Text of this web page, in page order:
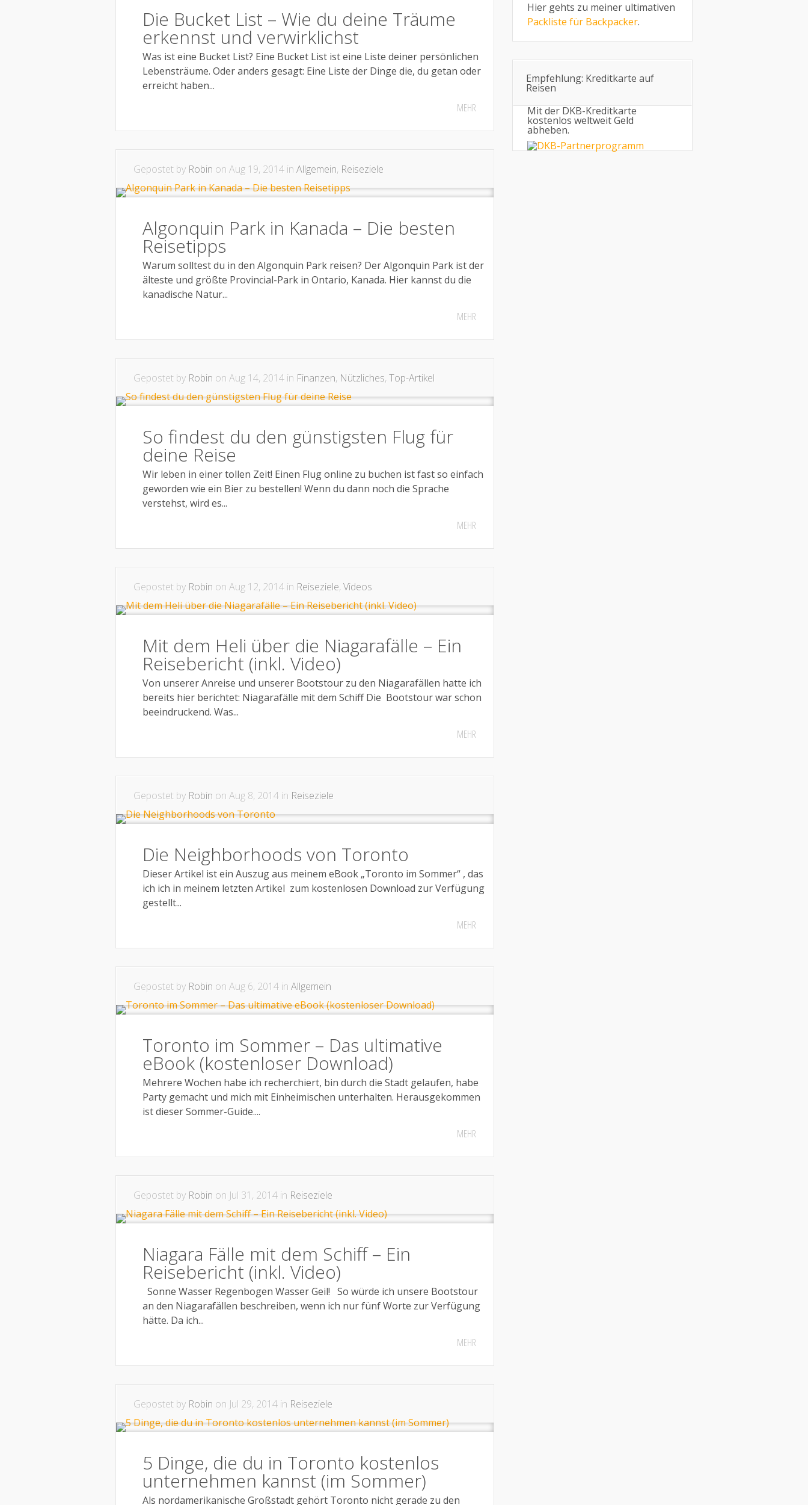
Die Bucket List – Wie du deine Träume
erkennst und verwirklichst
Was ist eine Bucket List? Eine Bucket List ist eine Liste deiner persönlichen
Lebensträume. Oder anders gesagt: Eine Liste der Dinge die, du getan oder
erreicht haben...
MEHR
Gepostet by Robin on Aug 19, 2014 in Allgemein, Reiseziele
Algonquin Park in Kanada – Die besten
Reisetipps
Warum solltest du in den Algonquin Park reisen? Der Algonquin Park ist der
älteste und größte Provincial-Park in Ontario, Kanada. Hier kannst du die
kanadische Natur...
MEHR
Gepostet by Robin on Aug 14, 2014 in Finanzen, Nützliches, Top-Artikel
So findest du den günstigsten Flug für
deine Reise
Wir leben in einer tollen Zeit! Einen Flug online zu buchen ist fast so einfach
geworden wie ein Bier zu bestellen! Wenn du dann noch die Sprache
verstehst, wird es...
MEHR
Gepostet by Robin on Aug 12, 2014 in Reiseziele, Videos
Mit dem Heli über die Niagarafälle – Ein
Reisebericht (inkl. Video)
Von unserer Anreise und unserer Bootstour zu den Niagarafällen hatte ich
bereits hier berichtet: Niagarafälle mit dem Schiff Die Bootstour war schon
beeindruckend. Was...
MEHR
Gepostet by Robin on Aug 8, 2014 in Reiseziele
Die Neighborhoods von Toronto
Dieser Artikel ist ein Auszug aus meinem eBook „Toronto im Sommer“ , das
ich ich in meinem letzten Artikel zum kostenlosen Download zur Verfügung
gestellt...
MEHR
Gepostet by Robin on Aug 6, 2014 in Allgemein
Toronto im Sommer – Das ultimative
eBook (kostenloser Download)
Mehrere Wochen habe ich recherchiert, bin durch die Stadt gelaufen, habe
Party gemacht und mich mit Einheimischen unterhalten. Herausgekommen
ist dieser Sommer-Guide....
MEHR
Gepostet by Robin on Jul 31, 2014 in Reiseziele
Niagara Fälle mit dem Schiff – Ein
Reisebericht (inkl. Video)
Sonne Wasser Regenbogen Wasser Geil! So würde ich unsere Bootstour
an den Niagarafällen beschreiben, wenn ich nur fünf Worte zur Verfügung
hätte. Da ich...
MEHR
Gepostet by Robin on Jul 29, 2014 in Reiseziele
5 Dinge, die du in Toronto kostenlos
unternehmen kannst (im Sommer)
Als nordamerikanische Großstadt gehört Toronto nicht gerade zu den
Hier gehts zu meiner ultimativen
Packliste für Backpacker.
Empfehlung: Kreditkarte auf
Reisen
Mit der DKB-Kreditkarte
kostenlos weltweit Geld
abheben.